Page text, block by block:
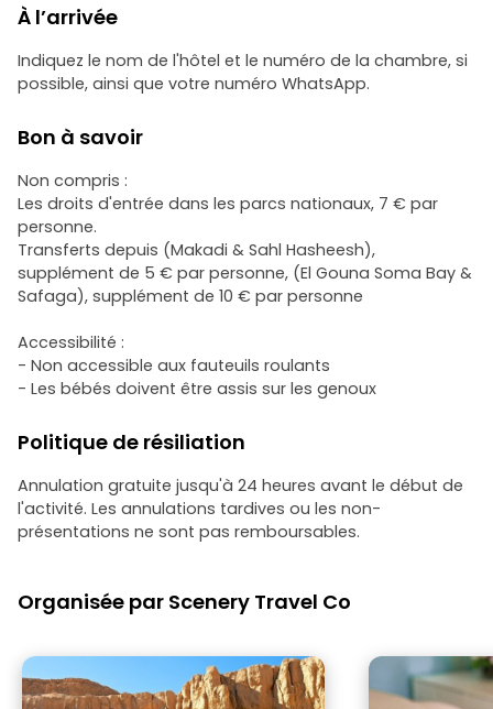
À l’arrivée
Indiquez le nom de l'hôtel et le numéro de la chambre, si
possible, ainsi que votre numéro WhatsApp.
Bon à savoir
Non compris :
Les droits d'entrée dans les parcs nationaux, 7 € par
personne.
Transferts depuis (Makadi & Sahl Hasheesh),
supplément de 5 € par personne, (El Gouna Soma Bay &
Safaga), supplément de 10 € par personne
Accessibilité :
- Non accessible aux fauteuils roulants
- Les bébés doivent être assis sur les genoux
Politique de résiliation
Annulation gratuite jusqu'à 24 heures avant le début de
l'activité. Les annulations tardives ou les non-
présentations ne sont pas remboursables.
Organisée par Scenery Travel Co